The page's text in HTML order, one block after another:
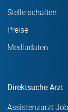
Stelle schalten
Preise
Mediadaten
Direktsuche Arzt
Assistenzarzt